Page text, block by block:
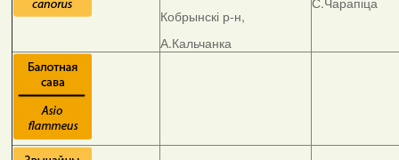
Кобрынскі р-н,
А.Кальчанка